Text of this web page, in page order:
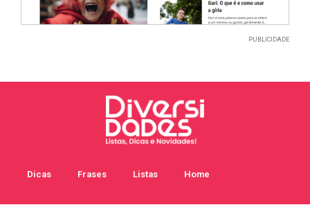
PUBLICIDADE
Dicas Frases Listas Home